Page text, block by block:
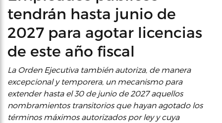
tendrán hasta junio de
2027 para agotar licencias
de este año fiscal
La Orden Ejecutiva también autoriza, de manera
excepcional y temporera, un mecanismo para
extender hasta el 30 de junio de 2027 aquellos
nombramientos transitorios que hayan agotado los
términos máximos autorizados por ley y cuya